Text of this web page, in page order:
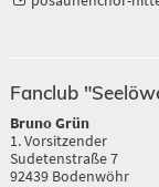
Fanclub
Bruno Grün
1. Vorsitzender
Sudetenstraße 7
92439 Bodenwöhr